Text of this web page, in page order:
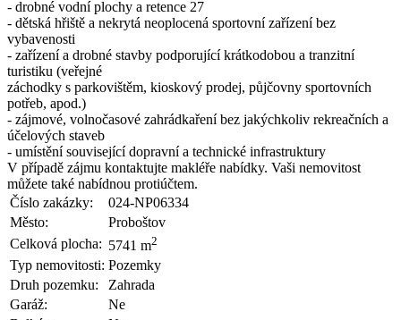
- drobné vodní plochy a retence 27
- dětská hřiště a nekrytá neoplocená sportovní zařízení bez
vybavenosti
- zařízení a drobné stavby podporující krátkodobou a tranzitní
turistiku (veřejné
záchodky s parkovištěm, kioskový prodej, půjčovny sportovních
potřeb, apod.)
- zájmové, volnočasové zahrádkaření bez jakýchkoliv rekreačních a
účelových staveb
- umístění související dopravní a technické infrastruktury
V případě zájmu kontaktujte makléře nabídky. Vaši nemovitost
můžete také nabídnou protiúčtem.
Číslo zakázky:
024-NP06334
Město:
Proboštov
Celková plocha: 5741 m2
Typ nemovitosti: Pozemky
Druh pozemku:
Zahrada
Garáž:
Ne